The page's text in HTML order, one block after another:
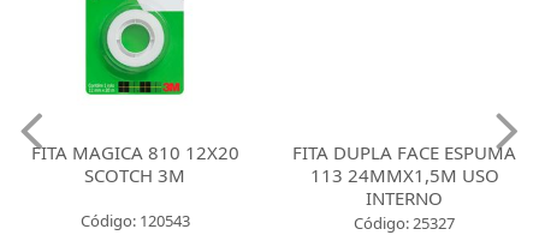
FITA MAGICA 810 12X20
SCOTCH 3M
Código: 120543
FITA DUPLA FACE ESPUMA
113 24MMX1,5M USO
INTERNO
Código: 25327